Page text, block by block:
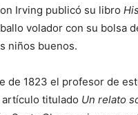
Irving publicó su libro
volador con su bolsa
niños buenos.
de 1823 el profesor de
titulado Un relato